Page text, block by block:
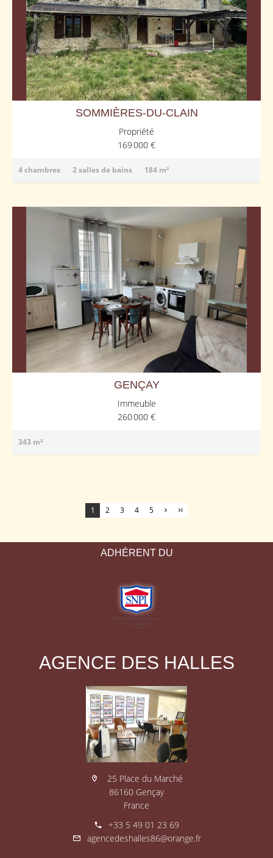
SOMMIÈRES-DU-CLAIN
Propriété
169 000 €
4 chambres 2 salles de bains 184 m²
GENÇAY
Immeuble
260 000 €
343 m²
1 2 3 4 5
ADHÉRENT DU
AGENCE DES HALLES
25 Place du Marché
86160 Gençay
France
+33 5 49 01 23 69
agencedeshalles86@orange.fr